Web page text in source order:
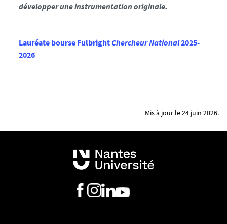
développeruneinstrumentation originale.
Lauréate bourse Fulbright Chercheur National2025-
2026
Mis à jour le 24 juin 2026.